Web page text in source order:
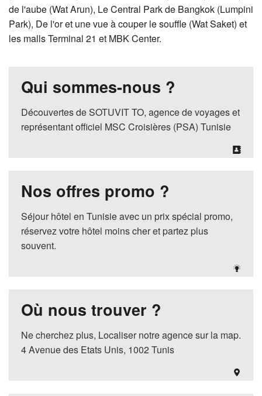
de l'aube (Wat Arun), Le Central Park de Bangkok (Lumpini
Park), De l'or et une vue à couper le souffle (Wat Saket) et
les malls Terminal 21 et MBK Center.
Qui sommes-nous ?
Découvertes de SOTUVIT TO, agence de voyages et
représentant officiel MSC Croisières (PSA) Tunisie
Nos offres promo ?
Séjour hôtel en Tunisie avec un prix spécial promo,
réservez votre hôtel moins cher et partez plus
souvent.
Où nous trouver ?
Ne cherchez plus, Localiser notre agence sur la map.
4 Avenue des Etats Unis, 1002 Tunis